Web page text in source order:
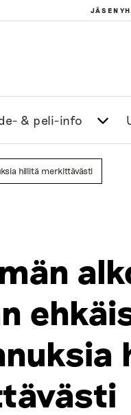
& peli-info
hillitä merkittävästi